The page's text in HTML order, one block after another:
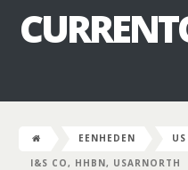
EENHEDEN US
I&S CO, HHBN, USARNORTH